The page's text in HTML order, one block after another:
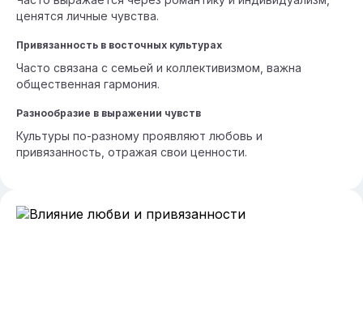
ценятся личные чувства.
Привязанность в восточных культурах
Часто связана с семьей и коллективизмом, важна
общественная гармония.
Разнообразие в выражении чувств
Культуры по-разному проявляют любовь и
привязанность, отражая свои ценности.